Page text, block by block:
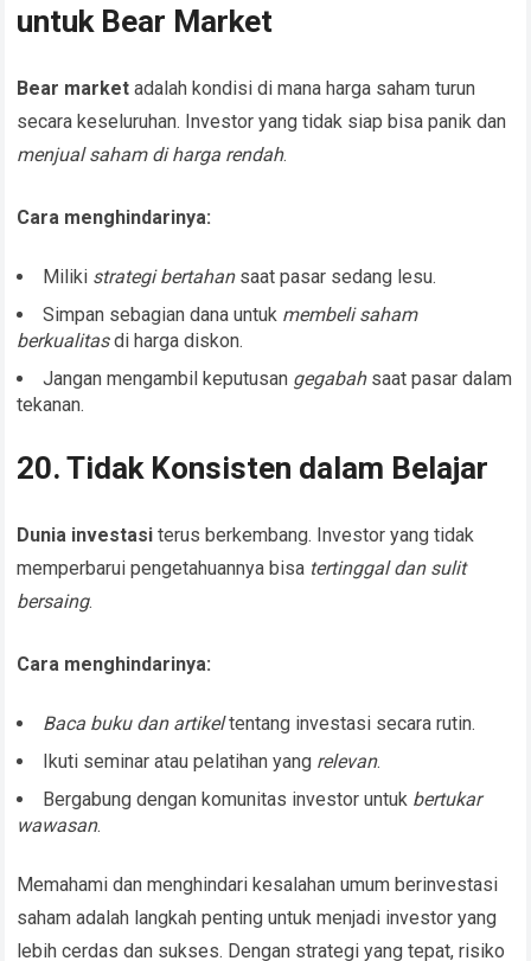
untuk Bear Market
Bear market adalah kondisi di mana harga saham turun
secara keseluruhan. Investor yang tidak siap bisa panik dan
menjual saham di harga rendah.
Cara menghindarinya:
Miliki strategi bertahansaat pasar sedang lesu.
Simpan sebagian dana untuk membeli saham
berkualitasdi harga diskon.
Jangan mengambil keputusan gegabahsaat pasar dalam
tekanan.
20. Tidak Konsisten dalam Belajar
Dunia investasi terus berkembang. Investor yang tidak
memperbarui pengetahuannya bisa tertinggal dan sulit
bersaing.
Cara menghindarinya:
Baca buku dan artikeltentang investasi secara rutin.
Ikuti seminar atau pelatihan yang relevan.
Bergabung dengan komunitas investor untuk bertukar
wawasan.
Memahami dan menghindari kesalahan umum berinvestasi
saham adalah langkah penting untuk menjadi investor yang
lebih cerdas dan sukses. Dengan strategi yang tepat, risiko